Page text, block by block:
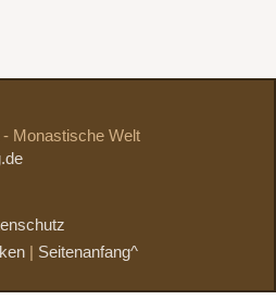
Monastische Welt
Seitenanfang^